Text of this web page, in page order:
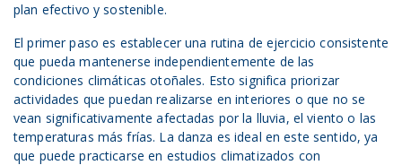
plan efectivo y sostenible.
El primer paso es establecer una rutina de ejercicio consistente
que pueda mantenerse independientemente de las
condiciones climáticas otoñales. Esto significa priorizar
actividades que puedan realizarse en interiores o que no se
vean significativamente afectadas por la lluvia, el viento o las
temperaturas más frías. La danza es ideal en este sentido, ya
que puede practicarse en estudios climatizados con